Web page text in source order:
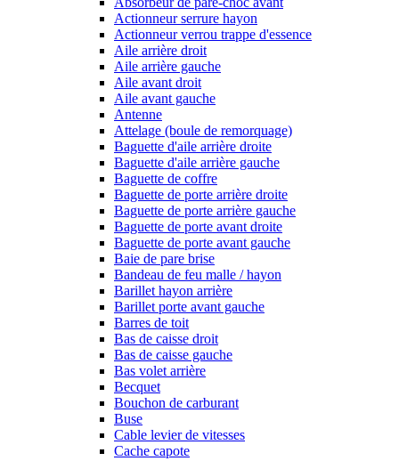
Actionneur serrure hayon
Actionneur verrou trappe d'essence
Aile arrière droit
Aile arrière gauche
Aile avant droit
Aile avant gauche
Antenne
Attelage (boule de remorquage)
Baguette d'aile arrière droite
Baguette d'aile arrière gauche
Baguette de coffre
Baguette de porte arrière droite
Baguette de porte arrière gauche
Baguette de porte avant droite
Baguette de porte avant gauche
Baie de pare brise
Bandeau de feu malle / hayon
Barillet hayon arrière
Barillet porte avant gauche
Barres de toit
Bas de caisse droit
Bas de caisse gauche
Bas volet arrière
Becquet
Bouchon de carburant
Buse
Cable levier de vitesses
Cache capote